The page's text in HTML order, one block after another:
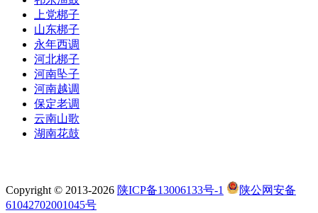
上党梆子
山东梆子
永年西调
河北梆子
河南坠子
河南越调
保定老调
云南山歌
湖南花鼓
Copyright © 2013-2026 陕ICP备13006133号-1
陕公网安备
61042702001045号